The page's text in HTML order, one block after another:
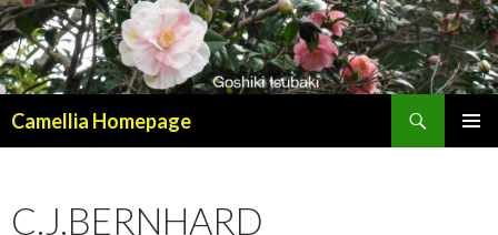
Camellia Homepage
C.J.BERNHARD